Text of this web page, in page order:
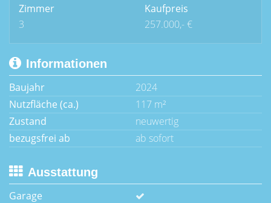
Zimmer
3
Kaufpreis
257.000,- €
Informationen
Baujahr
2024
Nutzfläche (ca.)
117 m²
Zustand
neuwertig
bezugsfrei ab
ab sofort
Ausstattung
Garage